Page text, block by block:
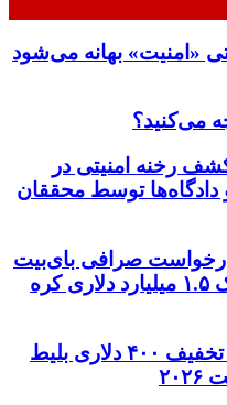
«امنیت» بهانه می‌شود
می‌کنید؟
رخنه امنیتی در
دادگاه‌ها توسط محققان
درخواست صرافی بای‌بیت
برای ردیابی دارایی‌های هک ۱.۵ میلیارد دلاری کره
فرصت استثنایی: دریافت تخفیف ۴۰۰ دلاری بلیط